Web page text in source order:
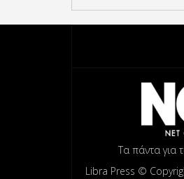
Τα πάντα για
Libra Press ©